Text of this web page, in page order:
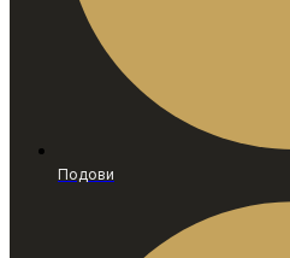
Подови